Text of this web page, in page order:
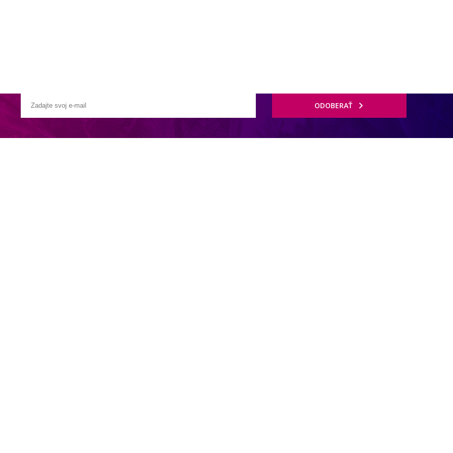
Maledivách, ktorý je súčasťou skupiny Villa Resorts. Rezort je ideálnym tropickým útočiskom pre páry, novomanželov, rodiny a
piesočnými plážami, ktoré dopĺňajú palmy, majestátne banyány a bujná zeleň. Rezort sa nachádza v blízkosti chránenej biosférickej
na relaxáciu a objavovanie podmorského života.
toaleta, fén, klimatizácia, ventilátor, minibar (za poplatok), trezor, TV, Wi-Fi, set na prípravu kávy/čaja, terasa (zariadená)
vybavenie)
ODOBERAŤ